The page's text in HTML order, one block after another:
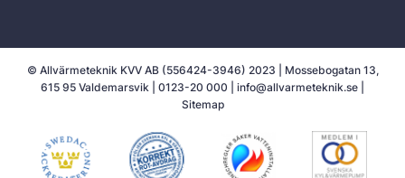
© Allvärmeteknik KVV AB (556424-3946) 2023 | Mossebogatan 13,
615 95 Valdemarsvik | 0123-20 000 info@allvarmeteknik.se
Sitemap